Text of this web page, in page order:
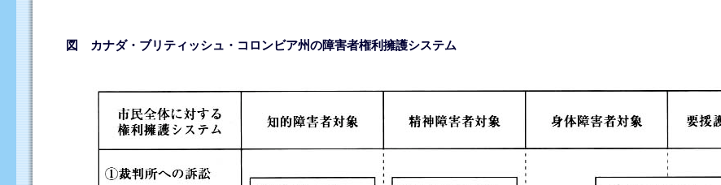
図 カナダ・ブリティッシュ・コロンビア州の障害者権利擁護システム